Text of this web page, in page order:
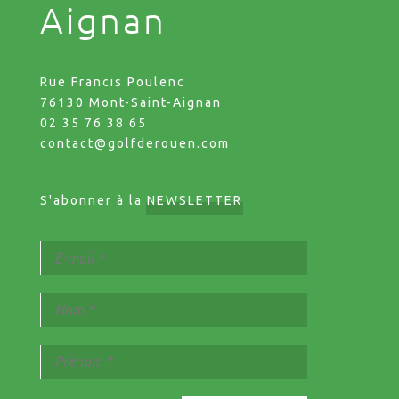
Aignan
Rue Francis Poulenc
76130 Mont-Saint-Aignan
02 35 76 38 65
contact@golfderouen.com
S'abonner à la NEWSLETTER